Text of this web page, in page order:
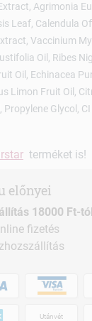
Agrimonia
Leaf, Calendula
Vaccinium
Oil, Ribes
Oil, Echinacea
Limon Fruit Oil,
Glycol,
terméket is!
előnyei
18000 Ft-
fizetés
Utánvét